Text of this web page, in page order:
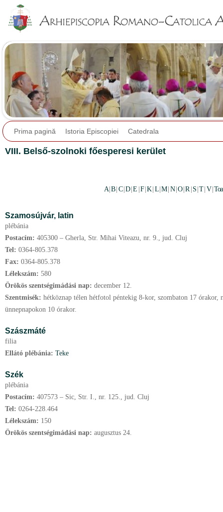
Prima pagină Istoria Episcopiei Catedrala
VIII. Belső-szolnoki főesperesi kerület
A|B C D |E F |K L |M N O |R S |T V |
Szamosújvár, latin
plébánia
Postacím: 405300 – Gherla, Str. Mihai Viteazu, nr. 9., jud. Cluj
Tel: 0364-805.378
Fax: 0364-805.378
Lélekszám: 580
Örökös szentségimádási nap: december 12.
Szentmisék: hétköznap télen hétfotol péntekig 8-kor, szombaton 17 órakor,
ünnepnapokon 10 órakor.
Szászmáté
filia
Ellátó plébánia: Teke
Szék
plébánia
Postacím: 407573 – Sic, Str. I., nr. 125., jud. Cluj
Tel: 0264-228.464
Lélekszám: 150
Örökös szentségimádási nap: augusztus 24.